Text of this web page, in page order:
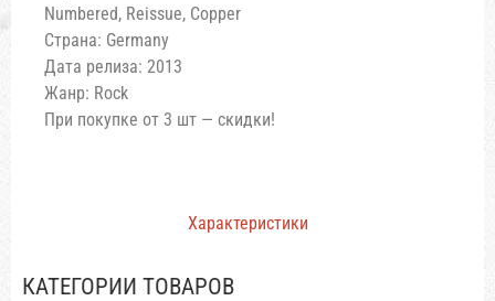
КАТЕГОРИИ ТОВАРОВ
Характеристики
Numbered, Reissue, Copper
Страна: Germany
Дата релиза: 2013
Жанр: Rock
При покупке от 3 шт — скидки!